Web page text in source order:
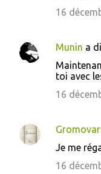
16
Munin a
toi avec
16
Gromovar
Je me
16